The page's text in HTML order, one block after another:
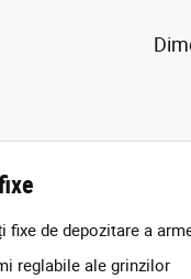
fixe de depozitare a
reglabile ale grinzilor